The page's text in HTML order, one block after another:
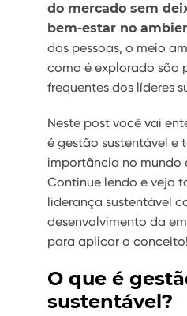
do mercado sem
bem-estar no
das pessoas, o meio
como é explorado são
frequentes dos líderes
Neste post você vai
é gestão sustentável e
importância no mundo
Continue lendo e veja
liderança sustentável
desenvolvimento da
para aplicar o conceito!
O que é
sustentável?